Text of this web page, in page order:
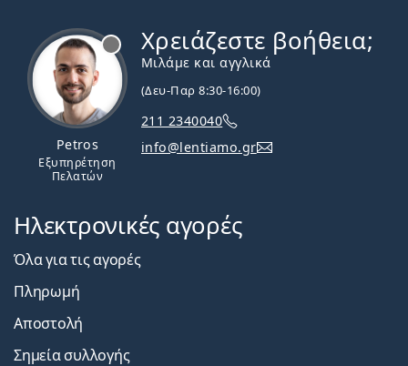
Petros
Εξυπηρέτηση
Πελατών
Χρειάζεστε βοήθεια;
Μιλάμε και αγγλικά
(Δευ-Παρ 8:30-16:00)
211 2340040
info@lentiamo.gr
Ηλεκτρονικές αγορές
Όλα για τις αγορές
Πληρωμή
Αποστολή
Σημεία συλλογής